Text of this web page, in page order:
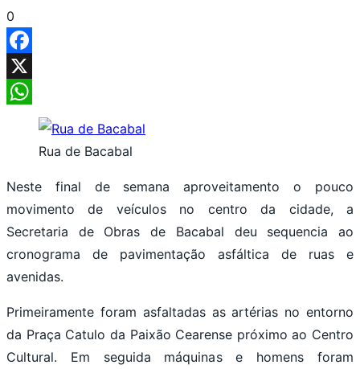
0
Facebook
X
WhatsApp
Rua de Bacabal
Neste final de semana aproveitamento o pouco
movimento de veículos no centro da cidade, a
Secretaria de Obras de Bacabal deu sequencia ao
cronograma de pavimentação asfáltica de ruas e
avenidas.
Primeiramente foram asfaltadas as artérias no entorno
da Praça Catulo da Paixão Cearense próximo ao Centro
Cultural. Em seguida máquinas e homens foram